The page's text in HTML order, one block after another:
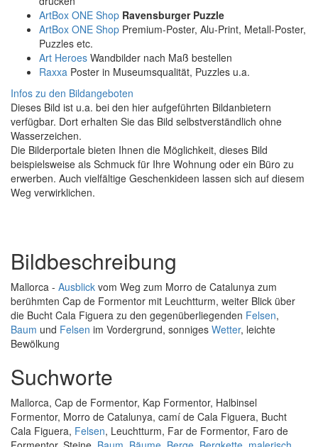
ArtBox ONE Shop Ravensburger Puzzle
ArtBox ONE Shop Premium-Poster, Alu-Print, Metall-Poster,
Puzzles etc.
Art Heroes Wandbilder nach Maß bestellen
Raxxa Poster in Museumsqualität, Puzzles u.a.
Infos zu den Bildangeboten
Dieses Bild ist u.a. bei den hier aufgeführten Bildanbietern
verfügbar. Dort erhalten Sie das Bild selbstverständlich ohne
Wasserzeichen.
Die Bilderportale bieten Ihnen die Möglichkeit, dieses Bild
beispielsweise als Schmuck für Ihre Wohnung oder ein Büro zu
erwerben. Auch vielfältige Geschenkideen lassen sich auf diesem
Weg verwirklichen.
Bildbeschreibung
Mallorca - Ausblick vom Weg zum Morro de Catalunya zum
berühmten Cap de Formentor mit Leuchtturm, weiter Blick über
die Bucht Cala Figuera zu den gegenüberliegenden Felsen,
Baum und Felsen im Vordergrund, sonniges Wetter, leichte
Bewölkung
Suchworte
Mallorca, Cap de Formentor, Kap Formentor, Halbinsel
Formentor, Morro de Catalunya, camí de Cala Figuera, Bucht
Cala Figuera, Felsen, Leuchtturm, Far de Formentor, Faro de